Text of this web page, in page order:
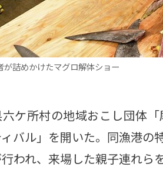
が詰めかけたマグロ解体ショー
ケ所村の地域おこし団体
バル」を開いた。同漁港の
われ、来場した親子連れら